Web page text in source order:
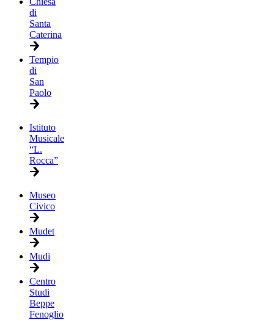
di
Santa
Caterina
Tempio
di
San
Paolo
Istituto
Musicale
“L.
Rocca”
Museo
Civico
Mudet
Mudi
Centro
Studi
Beppe
Fenoglio